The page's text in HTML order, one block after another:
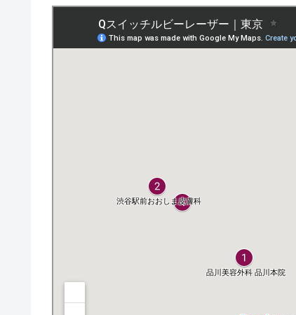
デビルズトリックで黒髪は染
洋服の青山はやばい？不祥事